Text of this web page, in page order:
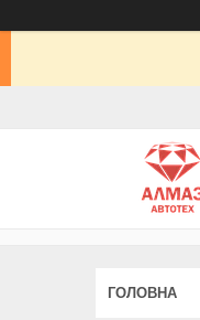
ГОЛОВНА